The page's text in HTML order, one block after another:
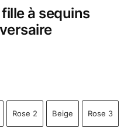
à sequins
Rose 2 Beige Rose 3